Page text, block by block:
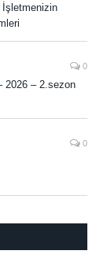
İşletmenizin
0
2026 – 2.sezon
0